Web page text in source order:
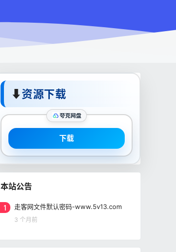
⬇资源下载
夸克网盘
下载
本站公告
1 走客网文件默认密码-www.5v13.com
3 个月前